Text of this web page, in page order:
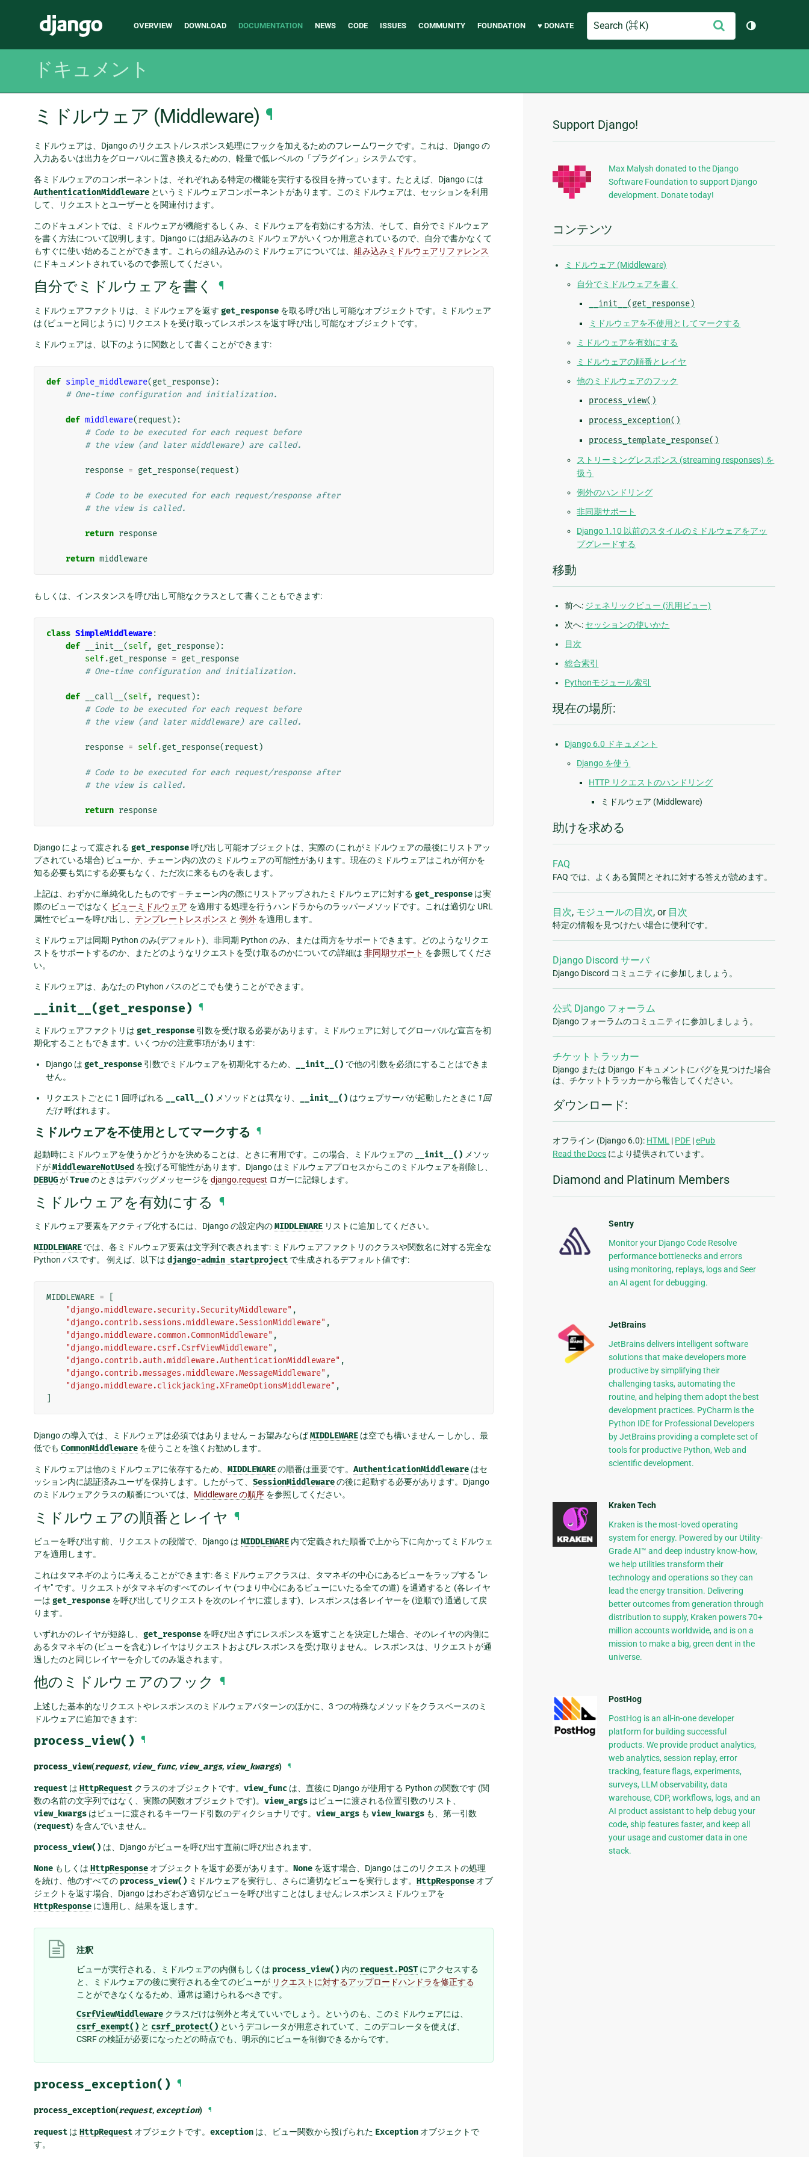
Django
Main
OVERVIEW DOWNLOAD DOCUMENTATION NEWS CODE ISSUES COMMUNITY FOUNDATION ♥ DONATE
Search
信
テーマを切
ドキュメント
ミドルウェア (Middleware) ¶
ミドルウェアは、Django のリクエスト/レスポンス処理にフックを加えるためのフレームワークです。これは、Django の
入力あるいは出力をグローバルに置き換えるための、軽量で低レベルの「プラグイン」システムです。
各ミドルウェアのコンポーネントは、それぞれある特定の機能を実行する役目を持っています。たとえば、Django には
AuthenticationMiddleware というミドルウェアコンポーネントがあります。このミドルウェアは、セッションを利用
して、リクエストとユーザーとを関連付けます。
このドキュメントでは、ミドルウェアが機能するしくみ、ミドルウェアを有効にする方法、そして、自分でミドルウェア
を書く方法について説明します。Django には組み込みのミドルウェアがいくつか用意されているので、自分で書かなくて
もすぐに使い始めることができます。これらの組み込みのミドルウェアについては、 組み込みミドルウェアリファレンス
にドキュメントされているので参照してください。
自分でミドルウェアを書く ¶
ミドルウェアファクトリは、ミドルウェアを返す get_response を取る呼び出し可能なオブジェクトです。ミドルウェア
は (ビューと同じように) リクエストを受け取ってレスポンスを返す呼び出し可能なオブジェクトです。
ミドルウェアは、以下のように関数として書くことができます:
def simple_middleware(get_response):
# One-time configuration and initialization.
def middleware(request ):
# Code to be executed for each request before
# the view (and later middleware) are called.
response = get_response(request )
# Code to be executed for each request/response after
# the view is called.
return response
return middleware
もしくは、インスタンスを呼び出し可能なクラスとして書くこともできます:
class SimpleMiddleware:
def
__init__ (self, get_response):
self.get_response = get_response
# One-time configuration and initialization.
def __call__ (self, request ):
# Code to be executed for each request before
# the view (and later middleware) are called.
response = self.get_response(request )
# Code to be executed for each request/response after
# the view is called.
return response
Django によって渡される get_response呼び出し可能オブジェクトは、実際の (これがミドルウェアの最後にリストアッ
プされている場合) ビューか、チェーン内の次のミドルウェアの可能性があります。現在のミドルウェアはこれが何かを
知る必要も気にする必要もなく、ただ次に来るものを表します。
上記は、わずかに単純化したものです -- チェーン内の際にリストアップされたミドルウェアに対する get_response は実
際のビューではなく
ビューミドルウェア を適用する処理を行うハンドラからのラッパーメソッドです。これは適切な URL
属性でビューを呼び出し、 テンプレートレスポンス と 例外 を適用します。
ミドルウェアは同期 Python のみ(デフォルト)、非同期 Python のみ、または両方をサポートできます。どのようなリクエ
ストをサポートするのか、またどのようなリクエストを受け取るのかについての詳細は 非同期サポート を参照してくださ
い。
ミドルウェアは、あなたの Ptyhon パスのどこでも使うことができます。
__init__(get_response) ¶
ミドルウェアファクトリは get_response 引数を受け取る必要があります。ミドルウェアに対してグローバルな宣言を初
期化することもできます。いくつかの注意事項があります:
Django は get_response 引数でミドルウェアを初期化するため、 __init__() で他の引数を必須にすることはできま
せん。
リクエストごとに 1 回呼ばれる __call__() メソッドとは異なり、 __init__() はウェブサーバが起動したときに 1回
だけ呼ばれます。
ミドルウェアを不使用としてマークする ¶
起動時にミドルウェアを使うかどうかを決めることは、ときに有用です。この場合、ミドルウェアの __init__() メソッ
ドがMiddlewareNotUsed を投げる可能性があります。Django はミドルウェアプロセスからこのミドルウェアを削除し、
DEBUGがTrueのときはデバッグメッセージを django.request ロガーに記録します。
ミドルウェアを有効にする ¶
ミドルウェア要素をアクティブ化するには、Django の設定内のMIDDLEWARE リストに追加してください。
MIDDLEWARE では、各ミドルウェア要素は文字列で表されます: ミドルウェアファクトリのクラスや関数名に対する完全な
Python パスです。 例えば、以下は django-admin startproject で生成されるデフォルト値です:
MIDDLEWARE =
"django.middleware.security.SecurityMiddleware" ,
"django.contrib.sessions.middleware.SessionMiddleware" ,
"django.middleware.common.CommonMiddleware" ,
"django.middleware.csrf.CsrfViewMiddleware" ,
"django.contrib.auth.middleware.AuthenticationMiddleware" ,
"django.contrib.messages.middleware.MessageMiddleware" ,
"django.middleware.clickjacking.XFrameOptionsMiddleware" ,
Django の導入では、ミドルウェアは必須ではありません — お望みならばMIDDLEWARE は空でも構いません — しかし、最
低でも CommonMiddleware を使うことを強くお勧めします。
ミドルウェアは他のミドルウェアに依存するため、 MIDDLEWAREの順番は重要です。 AuthenticationMiddleware はセ
ッション内に認証済みユーザを保持します。したがって、 SessionMiddlewareの後に起動する必要があります。Django
のミドルウェアクラスの順番については、 Middleware の順序 を参照してください。
ミドルウェアの順番とレイヤ ¶
ビューを呼び出す前、リクエストの段階で、Django は MIDDLEWARE 内で定義された順番で上から下に向かってミドルウェ
アを適用します。
これはタマネギのように考えることができます: 各ミドルウェアクラスは、タマネギの中心にあるビューをラップする "レ
イヤ" です。リクエストがタマネギのすべてのレイヤ (つまり中心にあるビューにいたる全ての道) を通過すると (各レイヤ
ーは get_response を呼び出してリクエストを次のレイヤに渡します)、レスポンスは各レイヤーを (逆順で) 通過して戻
ります。
いずれかのレイヤが短絡し、 get_response を呼び出さずにレスポンスを返すことを決定した場合、そのレイヤの内側に
あるタマネギの (ビューを含む) レイヤはリクエストおよびレスポンスを受け取りません。 レスポンスは、リクエストが通
過したのと同じレイヤーを介してのみ返されます。
他のミドルウェアのフック ¶
上述した基本的なリクエストやレスポンスのミドルウェアパターンのほかに、3 つの特殊なメソッドをクラスベースのミ
ドルウェアに追加できます:
process_view() ¶
process_view(request, view_func, view_args, view_kwargs) ¶
request は HttpRequest クラスのオブジェクトです。 view_func は、直後に Django が使用する Python の関数です (関
数の名前の文字列ではなく、実際の関数オブジェクトです)。 view_args はビューに渡される位置引数のリスト、
view_kwargs はビューに渡されるキーワード引数のディクショナリです。 view_args も view_kwargs も、第一引数
(request) を含んでいません。
process_view() は、Django がビューを呼び出す直前に呼び出されます。
None もしくは HttpResponse オブジェクトを返す必要があります。 None を返す場合、Django はこのリクエストの処理
を続け、他のすべての process_view() ミドルウェアを実行し、さらに適切なビューを実行します。 HttpResponse オブ
ジェクトを返す場合、Django はわざわざ適切なビューを呼び出すことはしません; レスポンスミドルウェアを
HttpResponse に適用し、結果を返します。
注釈
ビューが実行される、ミドルウェアの内側もしくは process_view() 内の request.POST にアクセスする
と、ミドルウェアの後に実行される全てのビューが リクエストに対するアップロードハンドラを修正する
ことができなくなるため、通常は避けられるべきです。
CsrfViewMiddleware クラスだけは例外と考えていいでしょう。というのも、このミドルウェアには、
csrf_exempt() と csrf_protect() というデコレータが用意されていて、このデコレータを使えば、
CSRF の検証が必要になったどの時点でも、明示的にビューを制御できるからです。
process_exception() ¶
process_exception(request, exception) ¶
request は HttpRequest オブジェクトです。 exception は、ビュー関数から投げられた Exception オブジェクトで
す。
追
加
的
な
報
Support Django!
Max Malysh donated to the Django
Software Foundation to support Django
development. Donate today!
コンテンツ
ミドルウェア (Middleware)
自分でミドルウェアを書く
__init__(get_response)
ミドルウェアを不使用としてマークする
ミドルウェアを有効にする
ミドルウェアの順番とレイヤ
他のミドルウェアのフック
process_view()
process_exception()
process_template_response()
ストリーミングレスポンス (streaming responses) を
扱う
例外のハンドリング
非同期サポート
Django 1.10 以前のスタイルのミドルウェアをアッ
プグレードする
移動
前へ: ジェネリックビュー (汎用ビュー)
次へ: セッションの使いかた
目次
総合索引
Pythonモジュール索引
現在の場所:
Django 6.0 ドキュメント
Django を使う
HTTP リクエストのハンドリング
ミドルウェア (Middleware)
助けを求める
FAQ
FAQ では、よくある質問とそれに対する答えが読めます。
目次, モジュールの目次, or 目次
特定の情報を見つけたい場合に便利です。
Django Discord サーバ
Django Discord コミュニティに参加しましょう。
公式 Django フォーラム
Django フォーラムのコミュニティに参加しましょう。
チケットトラッカー
Django または Django ドキュメントにバグを見つけた場合
は、チケットトラッカーから報告してください。
ダウンロード:
オフライン (Django 6.0): HTML | PDF |ePub
Read the Docs により提供されています。
Diamond and Platinum Members
Sentry
Monitor your Django Code Resolve
performance bottlenecks and errors
using monitoring, replays, logs and Seer
an AI agent for debugging.
JetBrains
JetBrains delivers intelligent software
solutions that make developers more
productive by simplifying their
challenging tasks, automating the
routine, and helping them adopt the best
development practices. PyCharm is the
Python IDE for Professional Developers
by JetBrains providing a complete set of
tools for productive Python, Web and
scientific development.
Kraken Tech
Kraken is the most-loved operating
system for energy. Powered by our Utility-
Grade AI™ and deep industry know-how,
we help utilities transform their
technology and operations so they can
lead the energy transition. Delivering
better outcomes from generation through
distribution to supply, Kraken powers 70+
million accounts worldwide, and is on a
mission to make a big, green dent in the
universe.
PostHog
PostHog is an all-in-one developer
platform for building successful
products. We provide product analytics,
web analytics, session replay, error
tracking, feature flags, experiments,
surveys, LLM observability, data
warehouse, CDP, workflows, logs, and an
AI product assistant to help debug your
code, ship features faster, and keep all
your usage and customer data in one
stack.